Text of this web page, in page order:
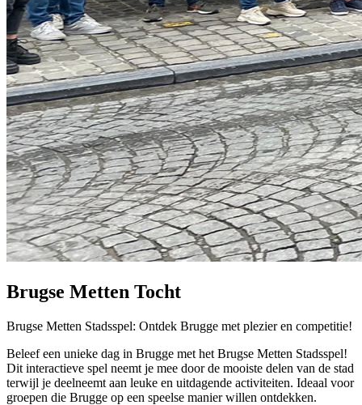
Brugse Metten Tocht
Brugse Metten Stadsspel: Ontdek Brugge met plezier en competitie!
Beleef een unieke dag in Brugge met het Brugse Metten Stadsspel!
Dit interactieve spel neemt je mee door de mooiste delen van de stad
terwijl je deelneemt aan leuke en uitdagende activiteiten. Ideaal voor
groepen die Brugge op een speelse manier willen ontdekken.